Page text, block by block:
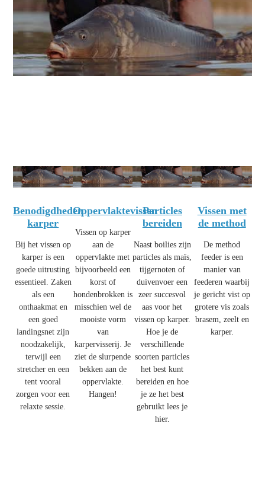
Benodigdheden
karper
Bij het vissen op
karper is een
goede uitrusting
essentieel. Zaken
als een
onthaakmat en
een goed
landingsnet zijn
noodzakelijk,
terwijl een
stretcher en een
tent vooral
zorgen voor een
relaxte sessie.
Oppervlaktevissen
Vissen op karper
aan de
oppervlakte met
bijvoorbeeld een
korst of
hondenbrokken is
misschien wel de
mooiste vorm
van
karpervisserij. Je
ziet de slurpende
bekken aan de
oppervlakte.
Hangen!
Particles
bereiden
Naast boilies zijn
particles als maïs,
tijgernoten of
duivenvoer een
zeer succesvol
aas voor het
vissen op karper.
Hoe je de
verschillende
soorten particles
het best kunt
bereiden en hoe
je ze het best
gebruikt lees je
hier.
Vissen met
de method
De method
feeder is een
manier van
feederen waarbij
je gericht vist op
grotere vis zoals
brasem, zeelt en
karper.